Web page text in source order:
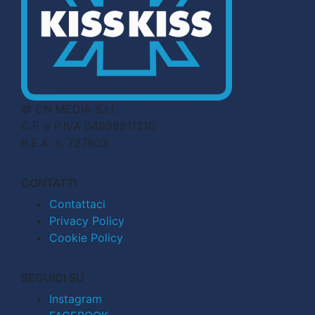
© CN MEDIA S.r.l.
C.F. e P.IVA 04998911210
R.E.A. n. 727803
CONTATTI
Contattaci
Privacy Policy
Cookie Policy
SEGUICI SU
Instagram